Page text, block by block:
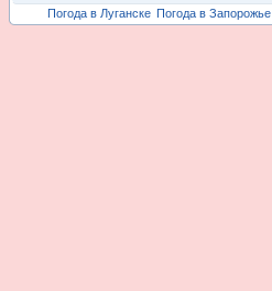
Погода в Луганске Погода в Запорожье